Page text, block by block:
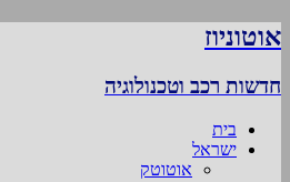
אוטוניוז
חדשות רכב וטכנולוגיה
בית
ישראל
אוטוטק